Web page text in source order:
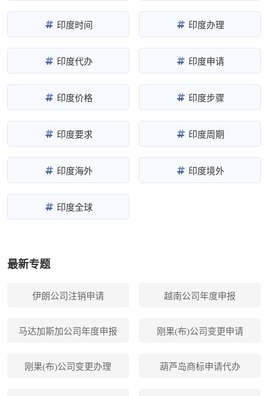
印度时间 印度办理
印度代办 印度申请
印度价格 印度步骤
印度要求 印度周期
印度海外 印度境外
印度全球
最新专题
伊朗公司注销申请 越南公司年度申报
马达加斯加公司年度申报 刚果(布)公司变更申请
刚果(布)公司变更办理 葫芦岛商标申请代办